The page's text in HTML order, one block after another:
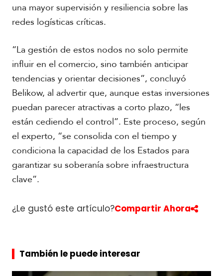
una mayor supervisión y resiliencia sobre las
redes logísticas críticas.
“La gestión de estos nodos no solo permite
influir en el comercio, sino también anticipar
tendencias y orientar decisiones”, concluyó
Belikow, al advertir que, aunque estas inversiones
puedan parecer atractivas a corto plazo, “les
están cediendo el control”. Este proceso, según
el experto, “se consolida con el tiempo y
condiciona la capacidad de los Estados para
garantizar su soberanía sobre infraestructura
clave”.
¿Le gustó este artículo?Compartir Ahora
También le puede interesar